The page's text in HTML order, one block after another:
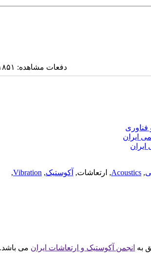
دفعات مشاهده: ۱۸۵۱ بار |
فناوری
ایران
,
Acoustics, ارتعاشات, آکوستیک,
Vibration
,
به انجمن آکوستیک و ارتعاشات ایران می باشد.